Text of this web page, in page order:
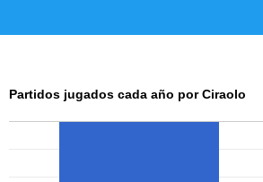
Partidos jugados cada año por Ciraolo